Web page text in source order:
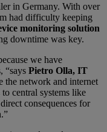
in Germany. With over
had difficulty keeping
monitoring solution
downtime was key.
we have
“says Pietro Olla, IT
the network and internet
central systems like
consequences for